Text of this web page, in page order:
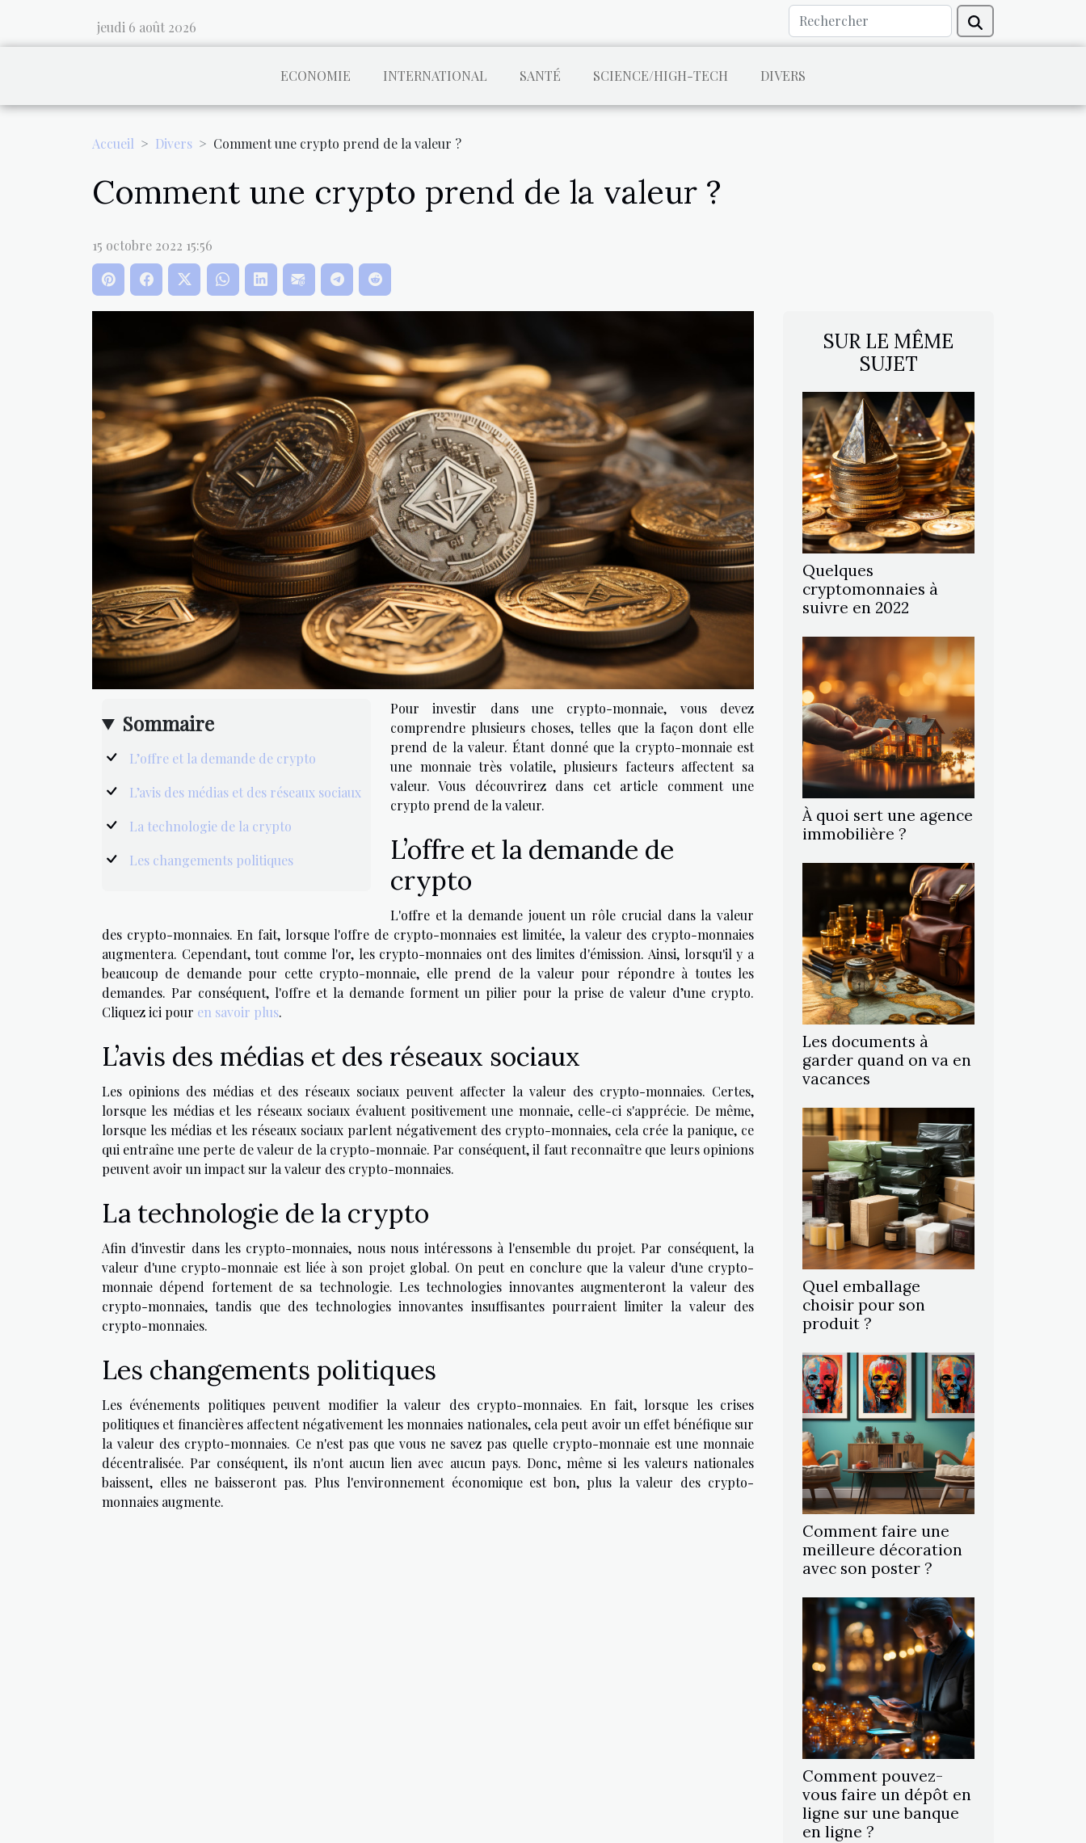
jeudi 6 août 2026
ECONOMIE INTERNATIONAL SANTÉ SCIENCE/HIGH-TECH DIVERS
Accueil Divers Comment une crypto prend de la valeur ?
Comment une crypto prend de la valeur ?
15 octobre 2022 15:56
Sommaire
L’offre et la demande de crypto
L’avis des médias et des réseaux sociaux
La technologie de la crypto
Les changements politiques
Pour investir dans une crypto-monnaie, vous devez
comprendre plusieurs choses, telles que la façon dont elle
prend de la valeur. Étant donné que la crypto-monnaie est
une monnaie très volatile, plusieurs facteurs affectent sa
valeur. Vous découvrirez dans cet article comment une
crypto prend de la valeur.
L’offre et la demande de
crypto
L'offre et la demande jouent un rôle crucial dans la valeur
des crypto-monnaies. En fait, lorsque l'offre de crypto-monnaies est limitée, la valeur des crypto-monnaies
augmentera. Cependant, tout comme l'or, les crypto-monnaies ont des limites d'émission. Ainsi, lorsqu'il y a
beaucoup de demande pour cette crypto-monnaie, elle prend de la valeur pour répondre à toutes les
demandes. Par conséquent, l'offre et la demande forment un pilier pour la prise de valeur d’une crypto.
Cliquez ici pour en savoir plus.
L’avis des médias et des réseaux sociaux
Les opinions des médias et des réseaux sociaux peuvent affecter la valeur des crypto-monnaies. Certes,
lorsque les médias et les réseaux sociaux évaluent positivement une monnaie, celle-ci s'apprécie. De même,
lorsque les médias et les réseaux sociaux parlent négativement des crypto-monnaies, cela crée la panique, ce
qui entraîne une perte de valeur de la crypto-monnaie. Par conséquent, il faut reconnaître que leurs opinions
peuvent avoir un impact sur la valeur des crypto-monnaies.
La technologie de la crypto
Afin d'investir dans les crypto-monnaies, nous nous intéressons à l'ensemble du projet. Par conséquent, la
valeur d'une crypto-monnaie est liée à son projet global. On peut en conclure que la valeur d'une crypto-
monnaie dépend fortement de sa technologie. Les technologies innovantes augmenteront la valeur des
crypto-monnaies, tandis que des technologies innovantes insuffisantes pourraient limiter la valeur des
crypto-monnaies.
Les changements politiques
Les événements politiques peuvent modifier la valeur des crypto-monnaies. En fait, lorsque les crises
politiques et financières affectent négativement les monnaies nationales, cela peut avoir un effet bénéfique sur
la valeur des crypto-monnaies. Ce n'est pas que vous ne savez pas quelle crypto-monnaie est une monnaie
décentralisée. Par conséquent, ils n'ont aucun lien avec aucun pays. Donc, même si les valeurs nationales
baissent, elles ne baisseront pas. Plus l'environnement économique est bon, plus la valeur des crypto-
monnaies augmente.
SUR LE MÊME
SUJET
Quelques
cryptomonnaies à
suivre en 2022
À quoi sert une agence
immobilière ?
Les documents à
garder quand on va en
vacances
Quel emballage
choisir pour son
produit ?
Comment faire une
meilleure décoration
avec son poster ?
Comment pouvez-
vous faire un dépôt en
ligne sur une banque
en ligne ?